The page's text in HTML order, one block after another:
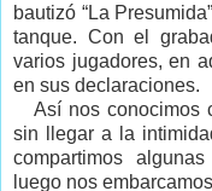
bautizó “La
tanque. Con el
varios jugadores, en
en sus declaraciones.
Así nos conocimos
sin llegar a la
compartimos
luego nos